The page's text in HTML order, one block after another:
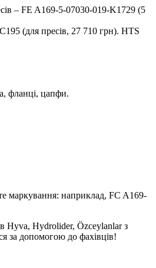
– FE A169-5-07030-019-K1729 (5
(для пресів, 27 710 грн). HTS
фланці, цапфи.
маркування: наприклад, FC A169-
Hyva, Hydrolider, Özceylanlar з
за допомогою до фахівців!